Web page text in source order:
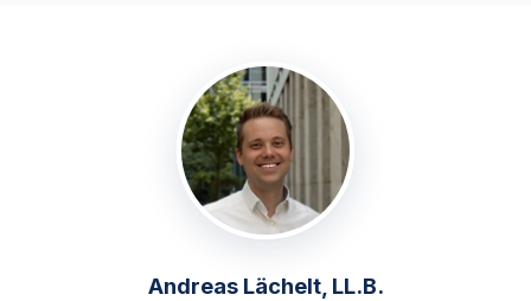
Andreas Lächelt, LL.B.